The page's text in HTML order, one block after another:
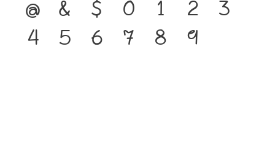
@
& $ 0 1 2
3
4
5 6 7 8 9